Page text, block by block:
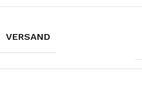
VERSAND